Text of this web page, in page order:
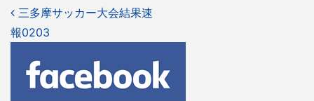
投
稿
ナ
ビ
三多摩サッカー大会結果速
報0203